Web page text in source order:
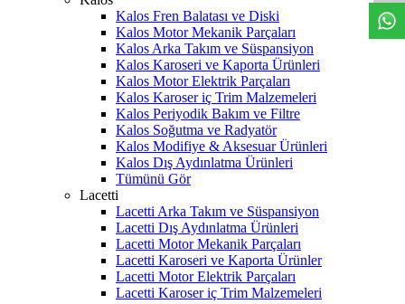
Kalos Fren Balatası ve Diski
Kalos Motor Mekanik Parçaları
Kalos Arka Takım ve Süspansiyon
Kalos Karoseri ve Kaporta Ürünleri
Kalos Motor Elektrik Parçaları
Kalos Karoser iç Trim Malzemeleri
Kalos Periyodik Bakım ve Filtre
Kalos Soğutma ve Radyatör
Kalos Modifiye & Aksesuar Ürünleri
Kalos Dış Aydınlatma Ürünleri
Tümünü Gör
Lacetti
Lacetti Arka Takım ve Süspansiyon
Lacetti Dış Aydınlatma Ürünleri
Lacetti Motor Mekanik Parçaları
Lacetti Karoseri ve Kaporta Ürünler
Lacetti Motor Elektrik Parçaları
Lacetti Karoser iç Trim Malzemeleri